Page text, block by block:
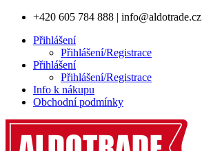
+420 605 784 888 | info@aldotrade.cz
Přihlášení
Přihlášení/Registrace
Přihlášení
Přihlášení/Registrace
Info k nákupu
Obchodní podmínky